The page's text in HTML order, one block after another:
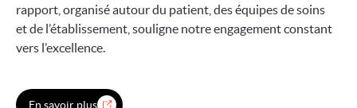
rapport, organisé autour du patient, des équipes de soins
et de l’établissement, souligne notre engagement constant
vers l’excellence.
En savoir plus